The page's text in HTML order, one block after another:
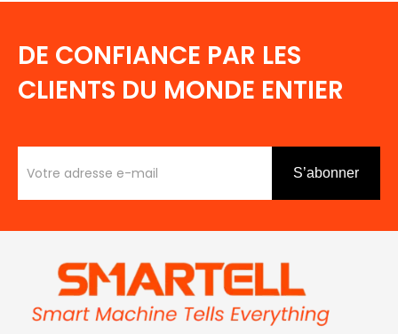
DE CONFIANCE PAR LES
CLIENTS DU MONDE ENTIER
S’abonner